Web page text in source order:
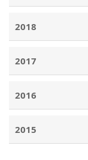
2018
2017
2016
2015